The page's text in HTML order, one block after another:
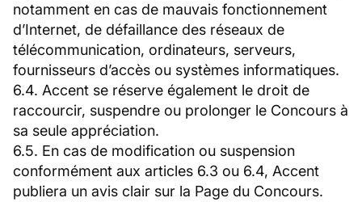
notamment en cas de mauvais fonctionnement
d’Internet, de défaillance des réseaux de
télécommunication, ordinateurs, serveurs,
fournisseurs d’accès ou systèmes informatiques.
6.4. Accent se réserve également le droit de
raccourcir, suspendre ou prolonger le Concours à
sa seule appréciation.
6.5. En cas de modification ou suspension
conformément aux articles 6.3 ou 6.4, Accent
publiera un avis clair sur la Page du Concours.